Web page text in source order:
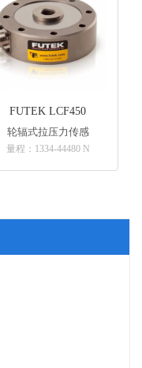
FUTEK LCF450
轮辐式拉压力传感
量程：1334-44480 N